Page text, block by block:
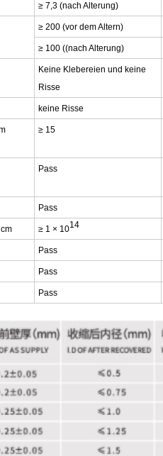
≥ 7,3 (nach Alterung)
≥ 200 (vor dem Altern)
≥ 100 ((nach Alterung)
Keine Klebereien und keine
Risse
keine Risse
≥ 15
Pass
Pass
≥ 1 × 1014
Pass
Pass
Pass